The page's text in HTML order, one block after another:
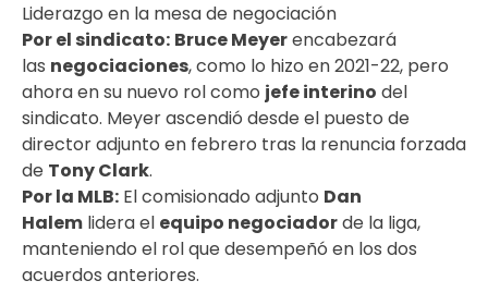
Liderazgo en la mesa de negociación
Por el sindicato: Bruce Meyerencabezará
las negociaciones, como lo hizo en 2021-22, pero
ahora en su nuevo rol como jefe interino del
sindicato. Meyer ascendió desde el puesto de
director adjunto en febrero tras la renuncia forzada
de Tony Clark.
Por la MLB: El comisionado adjunto Dan
Halem lidera el equipo negociadorde la liga,
manteniendo el rol que desempeñó en los dos
acuerdos anteriores.